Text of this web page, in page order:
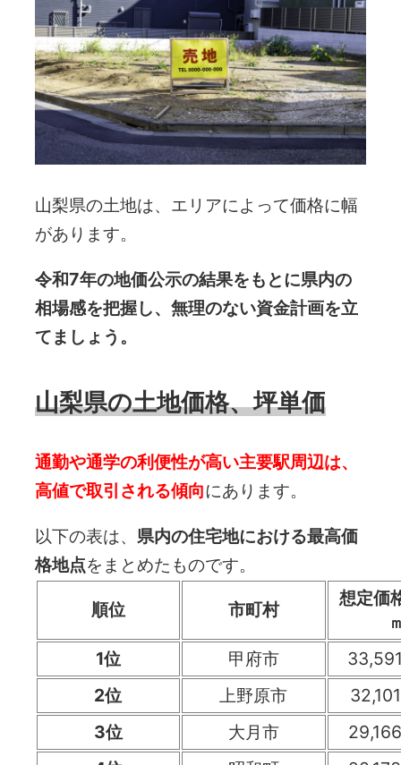
山梨県の土地は、エリアによって価格に幅
があります。
令和7年の地価公示の結果をもとに県内の
相場感を把握し、無理のない資金計画を立
てましょう。
山梨県の土地価格、坪単価
通勤や通学の利便性が高い主要駅周辺は、
高値で取引される傾向にあります。
以下の表は、 県内の住宅地における最高価
格地点をまとめたものです。
順位 市町村
想定価
1位
甲府市
2位
上野原市
3位
大月市